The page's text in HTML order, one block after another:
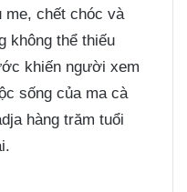
me, chết chóc và
không thể thiếu
khiến người xem
sống của ma cà
hàng trăm tuổi